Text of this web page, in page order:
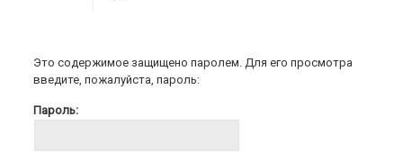
Это содержимое защищено паролем. Для его просмотра
введите, пожалуйста, пароль:
Пароль: